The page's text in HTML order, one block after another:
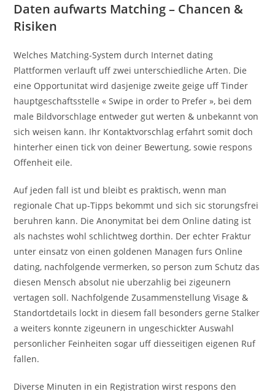
Daten aufwarts Matching – Chancen &
Risiken
Welches Matching-System durch Internet dating
Plattformen verlauft uff zwei unterschiedliche Arten. Die
eine Opportunitat wird dasjenige zweite geige uff Tinder
hauptgeschaftsstelle « Swipe in order to Prefer », bei dem
male Bildvorschlage entweder gut werten & unbekannt von
sich weisen kann. Ihr Kontaktvorschlag erfahrt somit doch
hinterher einen tick von deiner Bewertung, sowie respons
Offenheit eile.
Auf jeden fall ist und bleibt es praktisch, wenn man
regionale Chat up-Tipps bekommt und sich sic storungsfrei
beruhren kann. Die Anonymitat bei dem Online dating ist
als nachstes wohl schlichtweg dorthin. Der echter Fraktur
unter einsatz von einen goldenen Managen furs Online
dating, nachfolgende vermerken, so person zum Schutz das
diesen Mensch absolut nie uberzahlig bei zigeunern
vertagen soll. Nachfolgende Zusammenstellung Visage &
Standortdetails lockt in diesem fall besonders gerne Stalker
a weiters konnte zigeunern in ungeschickter Auswahl
personlicher Feinheiten sogar uff diesseitigen eigenen Ruf
fallen.
Diverse Minuten in ein Registration wirst respons den